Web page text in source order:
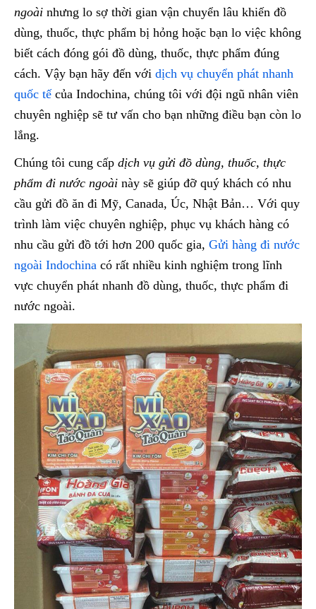
ngoài nhưng lo sợ thời gian vận chuyển lâu khiến đồ
dùng, thuốc, thực phẩm bị hỏng hoặc bạn lo việc không
biết cách đóng gói đồ dùng, thuốc, thực phẩm đúng
cách. Vậy bạn hãy đến với dịch vụ chuyển phát nhanh
quốc tếcủa Indochina, chúng tôi với đội ngũ nhân viên
chuyên nghiệp sẽ tư vấn cho bạn những điều bạn còn lo
lắng.
Chúng tôi cung cấp dịch vụ gửi đồ dùng, thuốc, thực
phẩm đi nước ngoài này sẽ giúp đỡ quý khách có nhu
cầu gửi đồ ăn đi Mỹ, Canada, Úc, Nhật Bản… Với quy
trình làm việc chuyên nghiệp, phục vụ khách hàng có
nhu cầu gửi đồ tới hơn 200 quốc gia, Gửi hàng đi nước
ngoài Indochina có rất nhiều kinh nghiệm trong lĩnh
vực chuyển phát nhanh đồ dùng, thuốc, thực phẩm đi
nước ngoài.